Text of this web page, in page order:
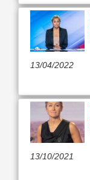
13/04/2022
13/10/2021